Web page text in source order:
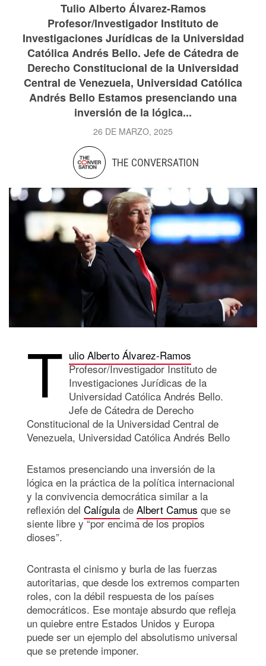
Tulio Alberto Álvarez-Ramos
Profesor/Investigador Instituto de
Investigaciones Jurídicas de la Universidad
Católica Andrés Bello. Jefe de Cátedra de
Derecho Constitucional de la Universidad
Central de Venezuela, Universidad Católica
Andrés Bello Estamos presenciando una
inversión de la lógica...
26 DE MARZO, 2025
THE CONVERSATION
T ulio Alberto Álvarez-Ramos
Profesor/Investigador Instituto de
Investigaciones Jurídicas de la
Universidad Católica Andrés Bello.
Jefe de Cátedra de Derecho
Constitucional de la Universidad Central de
Venezuela, Universidad Católica Andrés Bello
Estamos presenciando una inversión de la
lógica en la práctica de la política internacional
y la convivencia democrática similar a la
reflexión del Calígula de Albert Camus que se
siente libre y “por encima de los propios
dioses”.
Contrasta el cinismo y burla de las fuerzas
autoritarias, que desde los extremos comparten
roles, con la débil respuesta de los países
democráticos. Ese montaje absurdo que refleja
un quiebre entre Estados Unidos y Europa
puede ser un ejemplo del absolutismo universal
que se pretende imponer.